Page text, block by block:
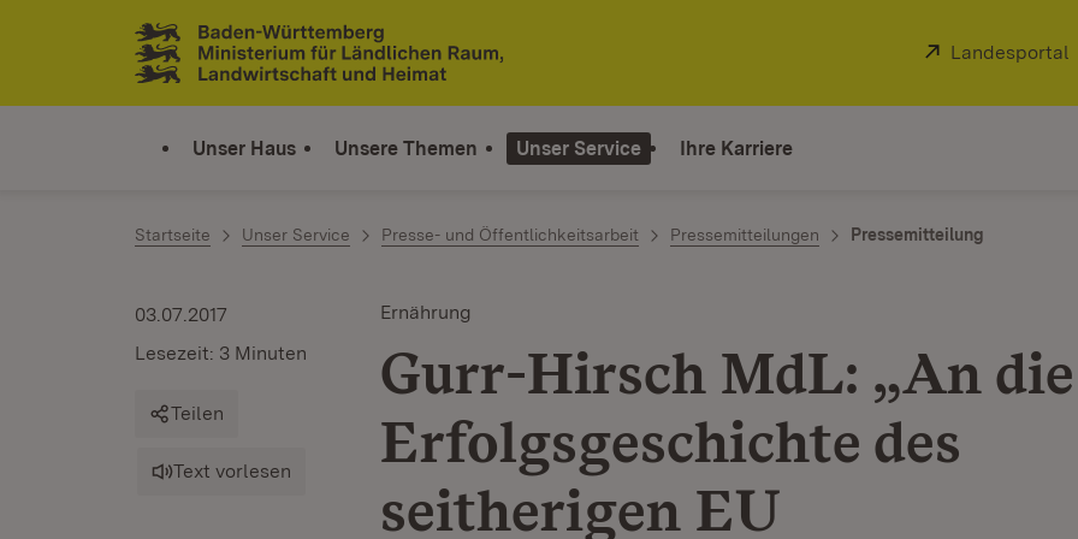
Zum Inhalt springen
Link zur Startseite
Extern:
Landesportal
Unser Haus Unsere Themen Unser Service Ihre Karriere
Startseite Unser Service Presse- und Öffentlichkeitsarbeit Pressemitteilungen Pressemitteilung
Ernährung
Gurr-Hirsch MdL: „An die
Erfolgsgeschichte des
seitherigen EU
03.07.2017
Lesezeit: 3 Minuten
Teilen
Text vorlesen